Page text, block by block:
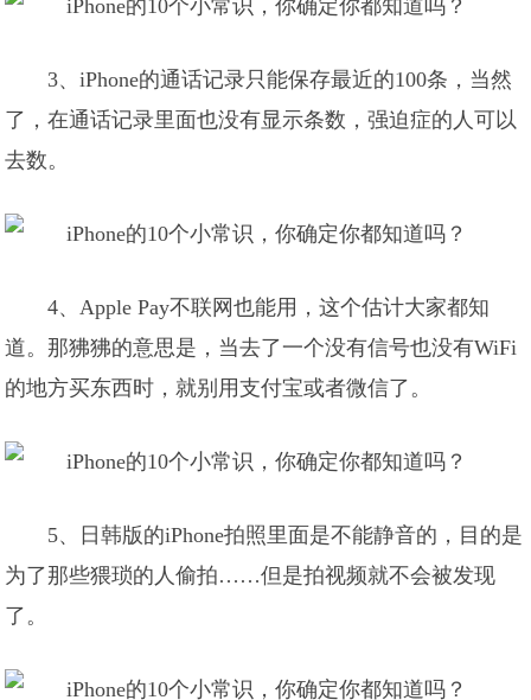
3、iPhone的通话记录只能保存最近的100条，当然
了，在通话记录里面也没有显示条数，强迫症的人可以
去数。
4、Apple Pay不联网也能用，这个估计大家都知
道。那狒狒的意思是，当去了一个没有信号也没有WiFi
的地方买东西时，就别用支付宝或者微信了。
5、日韩版的iPhone拍照里面是不能静音的，目的是
为了那些猥琐的人偷拍……但是拍视频就不会被发现
了。